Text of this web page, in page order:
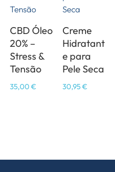
CBD Óleo
20% –
Stress &
Tensão
35,00 €
Creme
Hidratant
e para
Pele Seca
30,95€